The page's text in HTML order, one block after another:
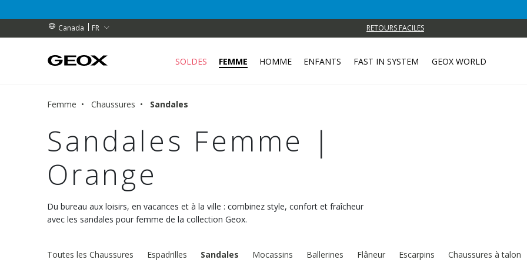
Canada
FR
BENEFEET (pendant une durée limitée) RETOURS FACILES
BENEFEET (pendant une durée limitée)
SOLDES FEMME HOMME ENFANTS FAST IN SYSTEM GEOX WORLD
Femme Chaussures Sandales
Sandales Femme |
Orange
Du bureau aux loisirs, en vacances et à la ville : combinez style, confort et fraîcheur
avec les sandales pour femme de la collection Geox.
Toutes les Chaussures Espadrilles Sandales Mocassins Ballerines Flâneur Escarpins Chaussures à talon